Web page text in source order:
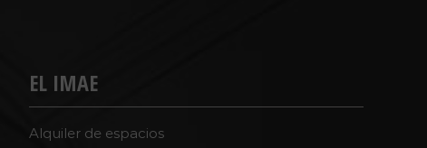
EL IMAE
Alquiler de espacios